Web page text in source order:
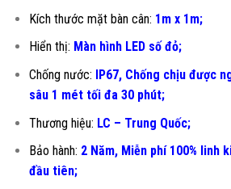
Kích thước mặt bàn cân: 1m x 1m;
Hiển thị: Màn hình LED số đỏ;
Chống nước: IP67, Chống chịu được
sâu 1 mét tối đa 30 phút;
Thương hiệu: LC – Trung Quốc;
Bảo hành: 2 Năm, Miễn phí 100% linh
đầu tiên;